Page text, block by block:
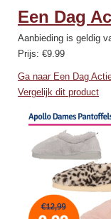
Een Dag
Aanbieding is geldig
Prijs: €9.99
Ga naar Een Dag
Vergelijk dit product